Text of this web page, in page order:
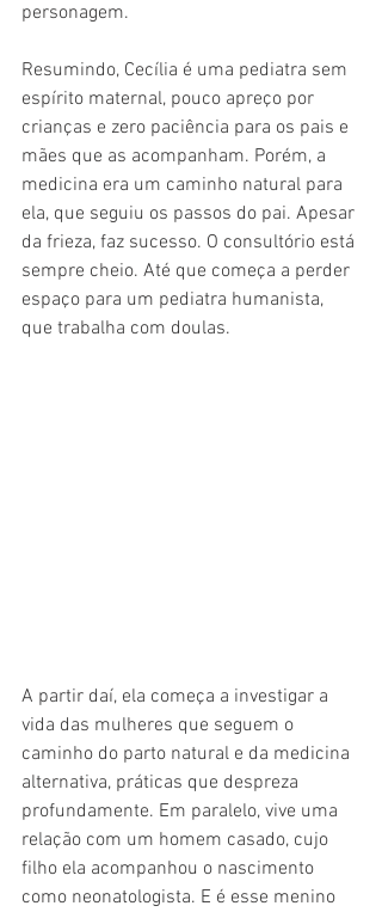
personagem.
Resumindo, Cecília é uma pediatra sem
espírito maternal, pouco apreço por
crianças e zero paciência para os pais e
mães que as acompanham. Porém, a
medicina era um caminho natural para
ela, que seguiu os passos do pai. Apesar
da frieza, faz sucesso. O consultório está
sempre cheio. Até que começa a perder
espaço para um pediatra humanista,
que trabalha com doulas.
A partir daí, ela começa a investigar a
vida das mulheres que seguem o
caminho do parto natural e da medicina
alternativa, práticas que despreza
profundamente. Em paralelo, vive uma
relação com um homem casado, cujo
filho ela acompanhou o nascimento
como neonatologista. E é esse menino